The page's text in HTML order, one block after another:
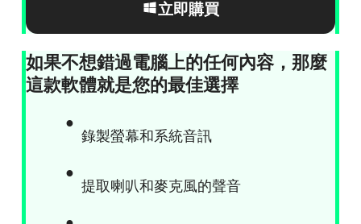
立即購買
如果不想錯過電腦上的任何內容，那麼
這款軟體就是您的最佳選擇
錄製螢幕和系統音訊
提取喇叭和麥克風的聲音